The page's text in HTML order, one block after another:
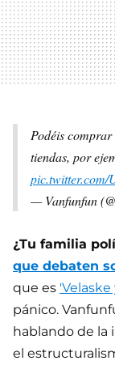
Podéis
tiendas, por
pic.twitter.com/
— Vanfunfun
¿Tu familia
que debaten
que es
pánico.
hablando de la
el